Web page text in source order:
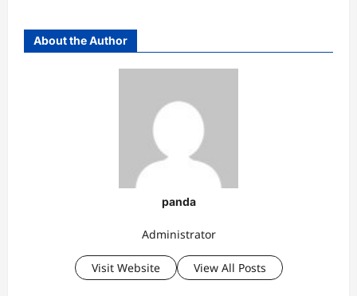
About the Author
panda
Administrator
Visit Website View All Posts